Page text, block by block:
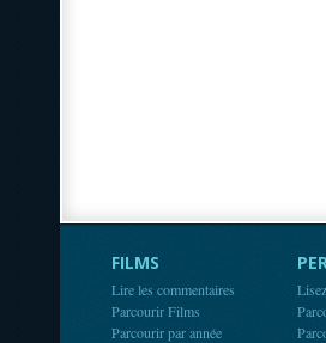
FILMS
Lire les commentaires
Parcourir Films
Parcourir par année